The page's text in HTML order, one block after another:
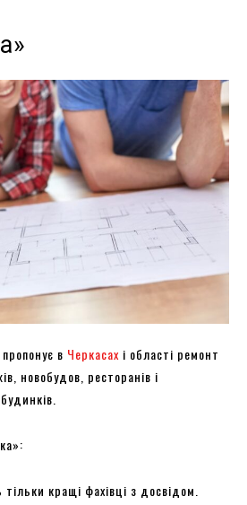
в Черкасах і області ремонт
новобудов, ресторанів і
кращі фахівці з досвідом.